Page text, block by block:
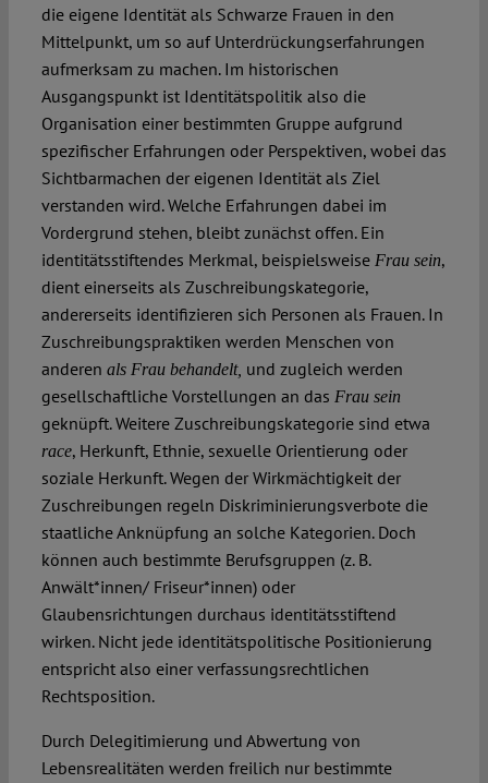
die eigene Identität als Schwarze Frauen in den
Mittelpunkt, um so auf Unterdrückungserfahrungen
aufmerksam zu machen. Im historischen
Ausgangspunkt ist Identitätspolitik also die
Organisation einer bestimmten Gruppe aufgrund
spezifischer Erfahrungen oder Perspektiven, wobei das
Sichtbarmachen der eigenen Identität als Ziel
verstanden wird. Welche Erfahrungen dabei im
Vordergrund stehen, bleibt zunächst offen. Ein
identitätsstiftendes Merkmal, beispielsweise Frau sein,
dient einerseits als Zuschreibungskategorie,
andererseits identifizieren sich Personen als Frauen. In
Zuschreibungspraktiken werden Menschen von
anderen als Frau behandelt, und zugleich werden
gesellschaftliche Vorstellungen an das Frau sein
geknüpft. Weitere Zuschreibungskategorie sind etwa
race, Herkunft, Ethnie, sexuelle Orientierung oder
soziale Herkunft. Wegen der Wirkmächtigkeit der
Zuschreibungen regeln Diskriminierungsverbote die
staatliche Anknüpfung an solche Kategorien. Doch
können auch bestimmte Berufsgruppen (z. B.
Anwält*innen/ Friseur*innen) oder
Glaubensrichtungen durchaus identitätsstiftend
wirken. Nicht jede identitätspolitische Positionierung
entspricht also einer verfassungsrechtlichen
Rechtsposition.
Durch Delegitimierung und Abwertung von
Lebensrealitäten werden freilich nur bestimmte